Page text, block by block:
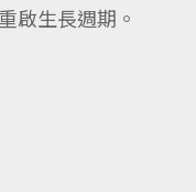
啟生長週期。